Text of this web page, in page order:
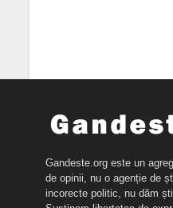
Gandeste.org este un
de opinii, nu o agenție de
incorecte politic, nu dăm